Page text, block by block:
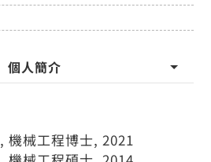
個人簡介
機械工程博士, 2021